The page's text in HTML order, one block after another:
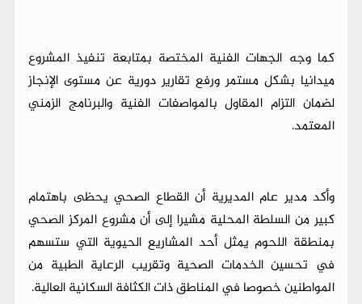
كما وجه الجهات الفنية المختصة بمتابعة تنفيذ المشروع
ميدانيا بشكل مستمر ورفع تقارير دورية عن مستوى الإنجاز
لضمان التزام المقاول بالمواصفات الفنية والبرنامج الزمني
المعتمد.
وأكد مدير عام المديرية أن القطاع الصحي يحظى باهتمام
كبير من السلطة المحلية مشيرا إلى أن مشروع المركز الصحي
بمنطقة اللحوم يمثل أحد المشاريع الحيوية التي ستسهم
في تحسين الخدمات الصحية وتقريب الرعاية الطبية من
المواطنين خصوصا في المناطق ذات الكثافة السكانية العالية.